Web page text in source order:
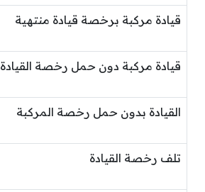
قيادة مركبة برخصة قيادة منتهية
قيادة مركبة دون حمل رخصة القيادة
القيادة بدون حمل رخصة المركبة
تلف رخصة القيادة